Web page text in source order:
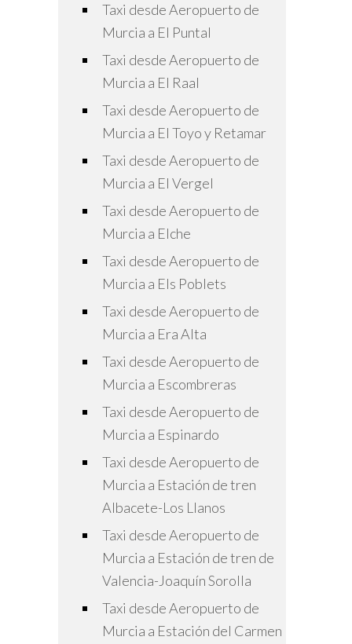
Taxi desde Aeropuerto de
Murcia a El Puntal
Taxi desde Aeropuerto de
Murcia a El Raal
Taxi desde Aeropuerto de
Murcia a El Toyo y Retamar
Taxi desde Aeropuerto de
Murcia a El Vergel
Taxi desde Aeropuerto de
Murcia a Elche
Taxi desde Aeropuerto de
Murcia a Els Poblets
Taxi desde Aeropuerto de
Murcia a Era Alta
Taxi desde Aeropuerto de
Murcia a Escombreras
Taxi desde Aeropuerto de
Murcia a Espinardo
Taxi desde Aeropuerto de
Murcia a Estación de tren
Albacete-Los Llanos
Taxi desde Aeropuerto de
Murcia a Estación de tren de
Valencia-Joaquín Sorolla
Taxi desde Aeropuerto de
Murcia a Estación del Carmen